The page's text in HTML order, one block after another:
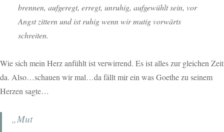
brennen, aufgeregt, erregt, unruhig, aufgewühlt sein, vor
Angst zittern und ist ruhig wenn wir mutig vorwärts
schreiten.
Wie sich mein Herz anfühlt ist verwirrend. Es ist alles zur gleichen Zeit
da. Also…schauen wir mal…da fällt mir ein was Goethe zu seinem
Herzen sagte…
„Mut